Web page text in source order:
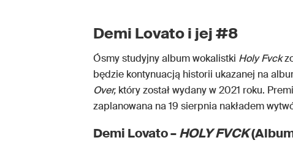
Demi Lovato i jej #8
Ósmy studyjny album wokalistki Holy Fvck
będzie kontynuacją historii ukazanej na
Over, który został wydany w 2021 roku.
zaplanowana na 19 sierpnia nakładem
Demi Lovato –HOLY FVCK